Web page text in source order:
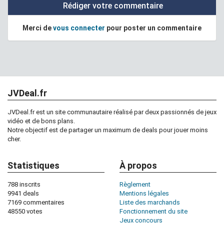
Rédiger votre commentaire
Merci devous connecter pour poster un commentaire
JVDeal.fr
JVDeal.fr est un site communautaire réalisé par deux passionnés de jeux
vidéo et de bons plans.
Notre objectif est de partager un maximum de deals pour jouer moins
cher.
Statistiques
788 inscrits
9941 deals
7169 commentaires
48550 votes
À propos
Règlement
Mentions légales
Liste des marchands
Fonctionnement du site
Jeux concours